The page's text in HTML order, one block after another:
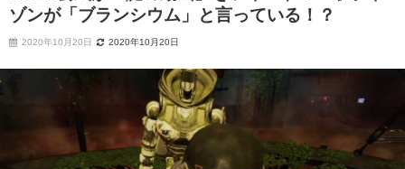
ゾンが「ブランシウム」と言っている！？
2020年10月20日 2020年10月20日